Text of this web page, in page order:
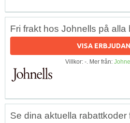
Fri frakt hos Johnells på alla
VISA
Villkor: -. Mer från:
Se dina aktuella rabattkoder